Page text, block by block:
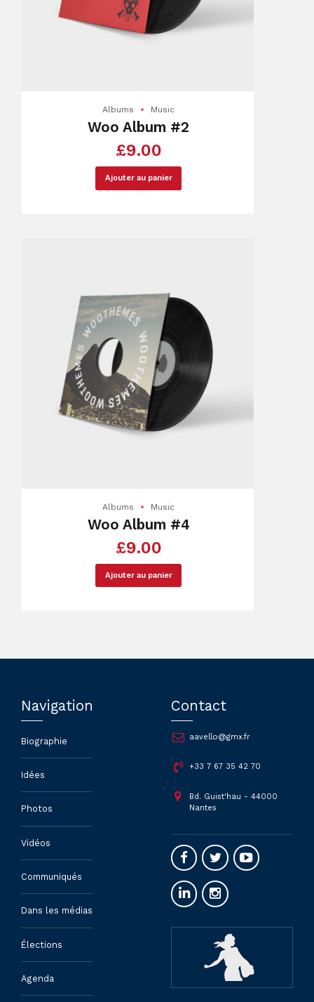
Albums Music
Woo Album #2
£9.00
Ajouter au panier
Albums Music
Woo Album #4
£9.00
Ajouter au panier
Navigation
Biographie
Idées
Photos
Vidéos
Communiqués
Dans les médias
Élections
Agenda
Contact
aavello@gmx.fr
+33 7 67 35 42 70
Bd. Guist'hau - 44000
Nantes